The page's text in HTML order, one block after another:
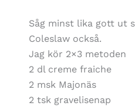
Såg minst lika gott ut
Coleslaw också.
Jag kör 2×3 metoden
2 dl creme fraiche
2 msk Majonäs
2 tsk gravelisenap